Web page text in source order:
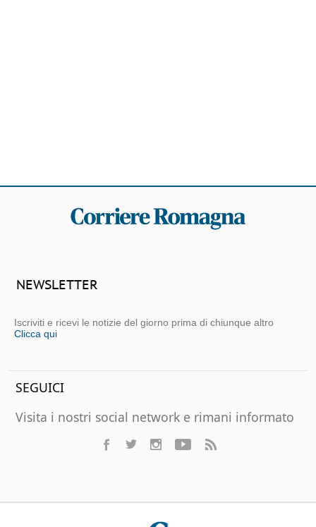
NEWSLETTER
Iscriviti e ricevi le notizie del giorno prima di chiunque altro
Clicca qui
SEGUICI
Visita i nostri social network e rimani informato